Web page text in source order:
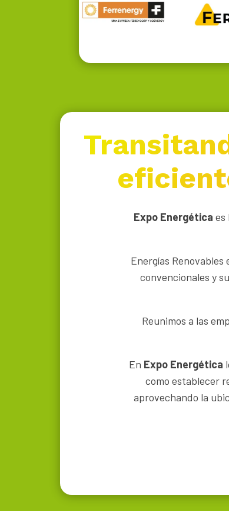
Expo Energética es
Energías
convencionales y
Reunimos a las
En Expo Energética
como establecer
aprovechando la